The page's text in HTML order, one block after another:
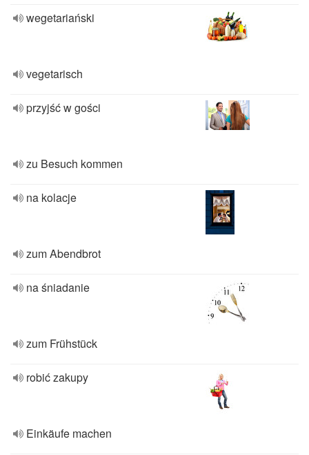
wegetariański
vegetarisch
przyjść w gości
zu Besuch kommen
na kolacje
zum Abendbrot
na śniadanie
zum Frühstück
robić zakupy
Einkäufe machen